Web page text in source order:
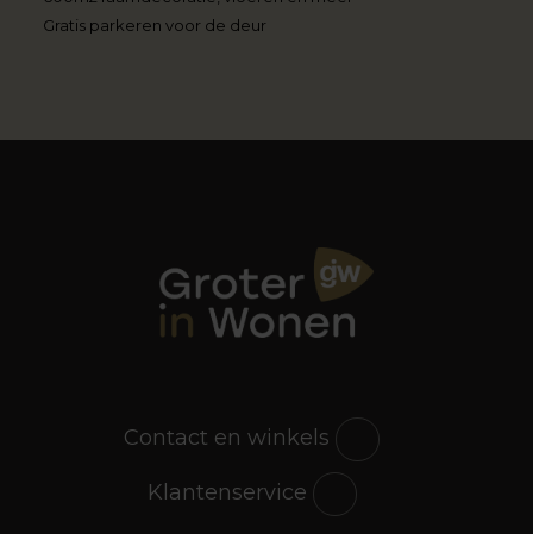
Gratis parkeren voor de deur
Contact en winkels
Klantenservice